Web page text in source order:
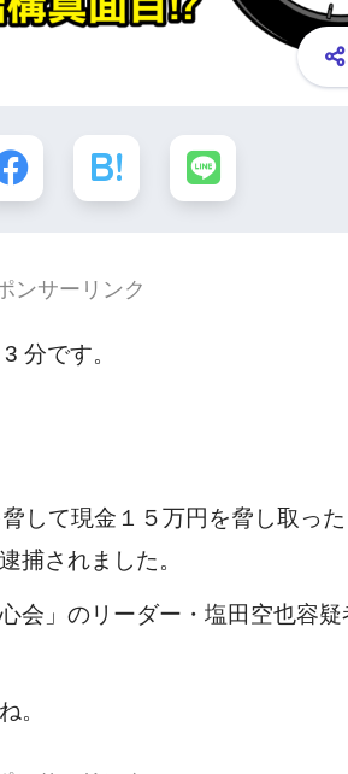
ンサーリンク
分です。
して現金１５万円を脅し取っ
捕されました。
会 」のリーダー・塩田空也容
。